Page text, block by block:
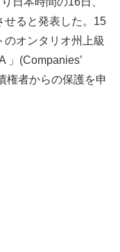
せると発表した。15
のオンタリオ州上級
」(Companies’
権者からの保護を申